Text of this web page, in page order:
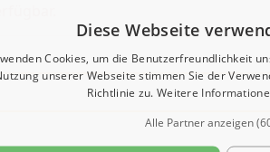
Diese Webseite
Cookies, um die Benutzerfreundlichkeit
unserer Webseite stimmen Sie der
Richtlinie zu. Weitere
Alle Partner anzeigen